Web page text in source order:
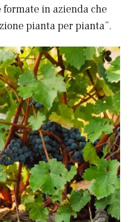
in azienda che
pianta per pianta”.